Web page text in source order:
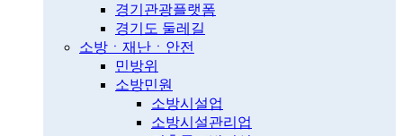
경기관광플랫폼
경기도 둘레길
소방ㆍ재난ㆍ안전
민방위
소방민원
소방시설업
소방시설관리업